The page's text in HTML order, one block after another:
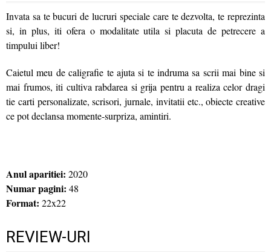
Invata sa te bucuri de lucruri speciale care te dezvolta, te reprezinta
si, in plus, iti ofera o modalitate utila si placuta de petrecere a
timpului liber!
Caietul meu de caligrafie te ajuta si te indruma sa scrii mai bine si
mai frumos, iti cultiva rabdarea si grija pentru a realiza celor dragi
tie carti personalizate, scrisori, jurnale, invitatii etc., obiecte creative
ce pot declansa momente-surpriza, amintiri.
Anul aparitiei: 2020
Numar pagini: 48
Format: 22x22
REVIEW-URI